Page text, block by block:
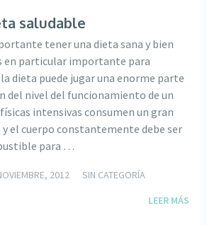
saludable
tener una dieta sana y bien
en particular importante para
dieta puede jugar una enorme parte
del nivel del funcionamiento de un
intensivas consumen un gran
el cuerpo constantemente debe ser
para …
2012
SIN CATEGORÍA
LEER MÁS